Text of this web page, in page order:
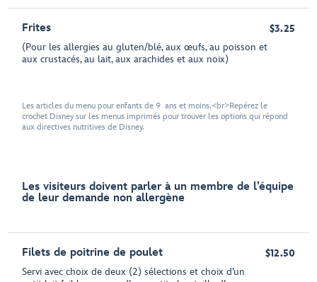
Frites
(Pour les allergies au gluten/blé, aux œufs, au poisson et
aux crustacés, au lait, aux arachides et aux noix)
$3.25
Les articles du menu pour enfants de 9 ans et moins.<br>Repérez le
crochet Disney sur les menus imprimés pour trouver les options qui répond
aux directives nutritives de Disney.
Les visiteurs doivent parler à un membre de l’équipe
de leur demande non allergène
Filets de poitrine de poulet
Servi avec choix de deux (2) sélections et choix d’un
$12.50